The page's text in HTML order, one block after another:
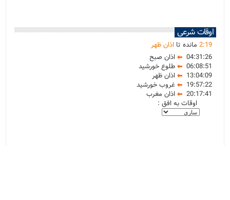
اوقات شرعی
2:19 مانده تااذان ظهر
04:31:26
اذان صبح
06:08:51
طلوع خورشید
13:04:09
اذان ظهر
19:57:22
غروب خورشید
20:17:41
اذان مغرب
اوقات به افق :